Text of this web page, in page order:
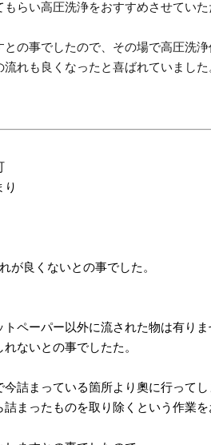
らい高圧洗浄をおすすめさせていた
の事でしたので、その場で高圧洗浄
れも良くなったと喜ばれていました
り
が良くないとの事でした。
ペーパー以外に流された物は有りま
ないとの事でしたた。
詰まっている箇所より奧に行ってし
まったものを取り除くという作業を